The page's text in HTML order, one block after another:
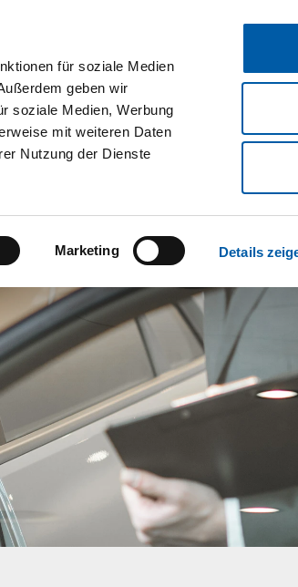
für soziale Medien
geben wir
soziale Medien, Werbung
mit weiteren Daten
Nutzung der Dienste
Marketing Details
VERMIETUNG SERVICE